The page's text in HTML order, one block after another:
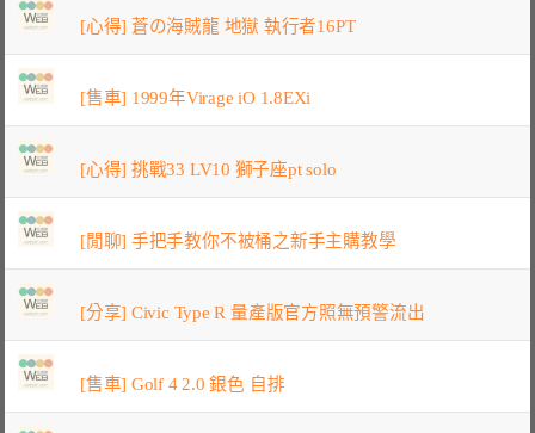
[心得] 蒼の海賊龍 地獄 執行者16PT
[售車] 1999年Virage iO 1.8EXi
[心得] 挑戰33 LV10 獅子座pt solo
[閒聊] 手把手教你不被桶之新手主購教學
[分享] Civic Type R 量產版官方照無預警流出
[售車] Golf 4 2.0 銀色 自排